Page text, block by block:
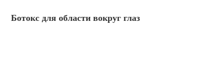
Ботокс для области вокруг глаз